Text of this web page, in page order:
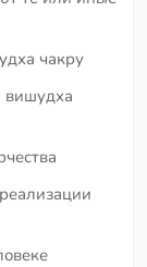
чакру
вишудха